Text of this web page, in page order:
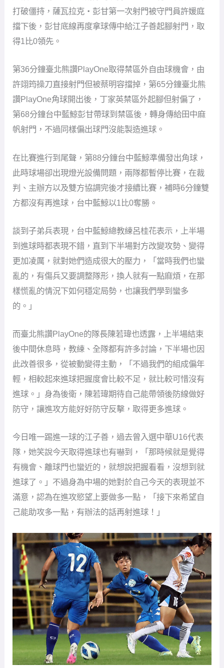
打破僵持，薩瓦拉克・彭甘第一次射門被守門員許媛庭
擋下後，彭甘底線再度拿球傳中給江子善起腳射門，取
得1比0領先。
第36分鐘臺北熊讚PlayOne取得禁區外自由球機會，由
許翊筠操刀直接射門但被蔡明容擋掉，第65分鐘臺北熊
讚PlayOne角球開出後，丁家英禁區外起腳但射偏了，
第68分鐘台中藍鯨彭甘帶球到禁區後，轉身傳給田中麻
帆射門，不過同樣偏出球門沒能製造進球。
在比賽進行到尾聲，第88分鐘台中藍鯨準備發出角球，
此時球場卻出現燈光設備問題，兩隊都暫停比賽，在裁
判、主辦方以及雙方協調完後才接續比賽，補時6分鐘雙
方都沒有再進球，台中藍鯨以1比0奪勝。
談到子弟兵表現，台中藍鯨總教練呂桂花表示，上半場
到進球時都表現不錯，直到下半場對方改變攻勢、變得
更加凌厲，就對她們造成很大的壓力，「當時我們也蠻
亂的，有傷兵又要調整隊形，換人就有一點麻煩，在那
樣慌亂的情況下如何穩定局勢，也讓我們學到蠻多
的。」
而臺北熊讚PlayOne的隊長陳若瑋也透露，上半場結束
後中間休息時，教練、全隊都有許多討論，下半場也因
此改善很多，從被動變得主動，「不過我們的組成偏年
輕，相較起來進球把握度會比較不足，就比較可惜沒有
進球。」身為後衛，陳若瑋期待自己能帶領後防線做好
防守，讓進攻方能好好防守反擊，取得更多進球。
今日唯一踢進一球的江子善，過去曾入選中華U16代表
隊，她笑說今天取得進球也有嚇到，「那時候就是覺得
有機會、離球門也蠻近的，就想說把握看看，沒想到就
進球了。」不過身為中場的她對於自己今天的表現並不
滿意，認為在進攻慾望上要做多一點，「接下來希望自
己能助攻多一點，有辦法的話再射進球！」